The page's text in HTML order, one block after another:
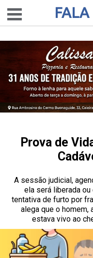
Prova de
A sessão judicial,
ela será liberada ou
tentativa de furto por
alega que o homem,
estava vivo ao